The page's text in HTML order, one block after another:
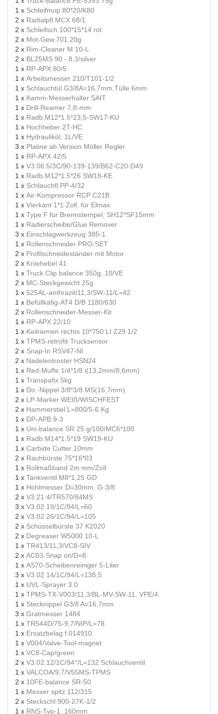
1 x Schleifmop 80*20/K80
2 x Radialpfl.MCX 68/1
2 x Schleifsch.100*15*14 rot
2 x Mot-Gew.701 20g
2 x Rim-Cleaner M 10-L
2 x BL25MS 90 - 8,3/silver
1 x RP-APX 80/5
1 x Arbeitsmesser 210/T101-1/2
1 x Schlauchtül.G3/8A=16,7mm,Tülle 6mm
1 x Kamm-Messerhalter SAIT
1 x Drill-Reamer 7,8-mm
1 x Radb.M12*1.5*23,5-SW17-KU
1 x Hochheber 2T-HC
1 x Hydrauliköl, 1L/VE
3 x Platine ab Version Möller Regler
1 x RP-APX 42/5
1 x V3.06.5/3C/90-139-139/B62-C20-D49
1 x Radb.M12*1.5*26 SW19-KE
1 x Schlauchfl.PP-4/32
1 x Air-Kompressor RCP C21B
1 x Vierkant 1*1 Zoll, für Elmax
1 x Type F für Brennstempel, SH12*SF15mm
1 x Radierscheibe/Glue Remover
3 x Einschlagwerkzeug 385-1
1 x Rollenschneider PRO-SET
2 x Profilschneideständer mit Motor
2 x Kniehebel 41
1 x Truck Clip balance 350g, 10/VE
2 x MC-Steckgewicht 25g
1 x 525AL-anthrazit/11,3/SW-11/L=42
1 x Befüllkäfig-AT4 D/B 1180/630
2 x Rollenschneider-Messer-Kit
1 x RP-APX 22/10
1 x Keilriemen rechts 10*750 LI Z29 1/2
1 x TPMS-retrofit-Trucksensor
2 x Snap-In RSV47-NI
2 x Nadelentroster HSN24
1 x Red-Muffe 1/4*1/8 i(13,2mm/8,6mm)
1 x Transpafix 5kg
1 x Do.-Nippel 3/8*3/8 MS(16,7mm)
2 x LP-Marker WEIß/WISCHFEST
2 x Hammerstiel L=800/5-6 Kg
1 x DP-APB 9-3
1 x Uni-balance SR 25 g/100/MC6*100
1 x Radb.M14*1.5*19 SW19-KU
1 x Carbide Cutter 10mm
2 x Rauhbürste 75*16*03
1 x Rollmaßband 2m mm/Zoll
1 x Tankventil M8*1,25 GD
1 x Hohlmesser D=30mm, G-3/8
2 x V3.21.4/TR570/84MS
3 x V3.02.19/1C/94/L=60
2 x V3.02.26/1C/94/L=105
2 x Schüsselbürste 37 K2020
2 x Degreaser W5000 10-L
1 x TR413/11,3/VC8-SIV
2 x AC03-Snap on/D=8
1 x AS70-Scheibenreiniger 5-Liter
3 x V3.02.14/1C/94/L=138,5
1 x UVL-Sprayer 3.0
1 x TPMS-TX-V003/11,3/BL-MV-SW-11, VPE/4
1 x Stecknippel G3/8 A=16,7mm
3 x Gratmesser 1484
1 x TR544D/75-9,7/NIP/L=78
1 x Ersatzbelag f.014910
1 x V004/Valve-Tool-magnet
1 x VC8-Cap/green
2 x V3.02.12/1C/94°/L=132 Schlauchventil
1 x VALCOA/9,7/V55MS-TPMS
2 x 10FE-balance SR-50
1 x Messer spitz 112/315
2 x Steckschl.900-27K-1/2
1 x RNS-Typ-1, 160mm